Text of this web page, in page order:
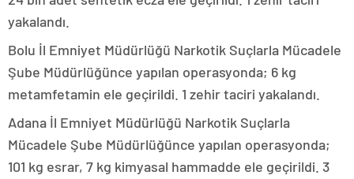
yakalandı.
Bolu İl Emniyet Müdürlüğü Narkotik Suçlarla Mücadele
Şube Müdürlüğünce yapılan operasyonda; 6 kg
metamfetamin ele geçirildi. 1 zehir taciri yakalandı.
Adana İl Emniyet Müdürlüğü Narkotik Suçlarla
Mücadele Şube Müdürlüğünce yapılan operasyonda;
101 kg esrar, 7 kg kimyasal hammadde ele geçirildi. 3